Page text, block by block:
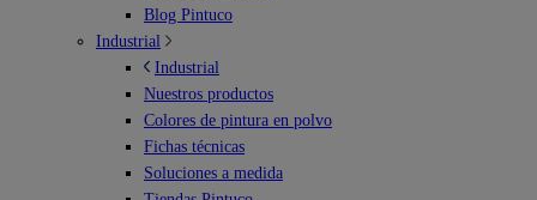
Blog Pintuco
Industrial
Industrial
Nuestros productos
Colores de pintura en polvo
Fichas técnicas
Soluciones a medida